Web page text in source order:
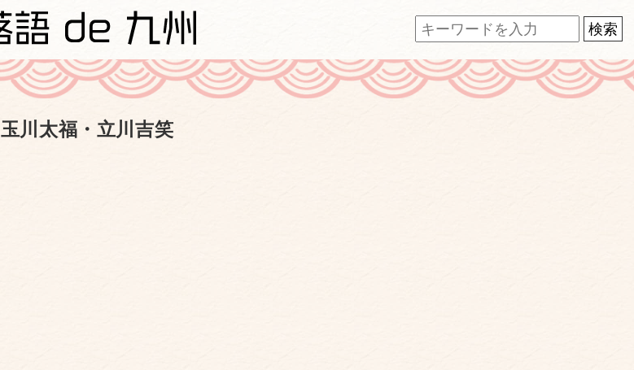
玉川太福・立川吉笑